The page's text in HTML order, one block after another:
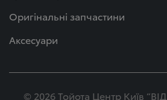
Оригінальні запчастини
Аксесуари
© 2026 Тойота Центр Київ